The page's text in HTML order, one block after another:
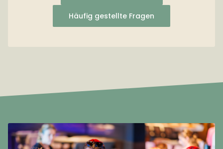
Häufig gestellte Fragen